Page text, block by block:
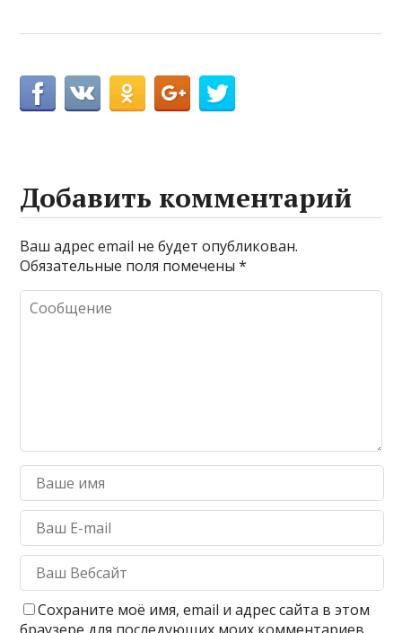
Добавить комментарий
Ваш адрес email не будет опубликован.
Обязательные поля помечены*
Сохраните моё имя, email и адрес сайта в этом